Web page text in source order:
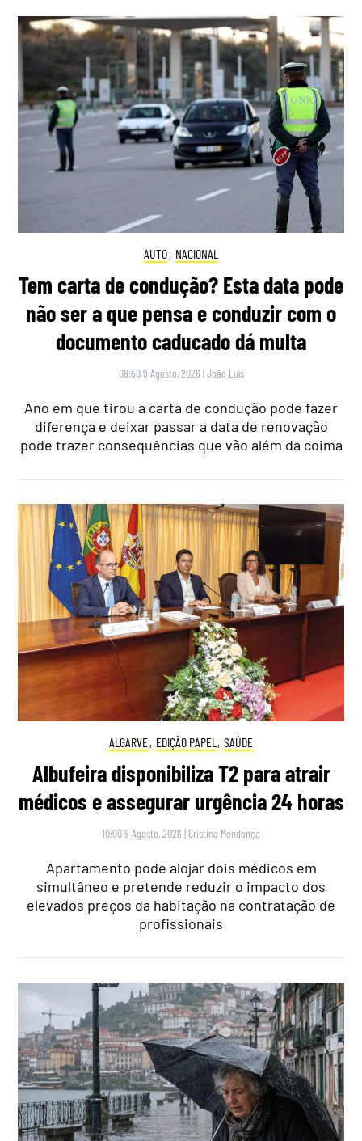
AUTO, NACIONAL
Tem carta de condução? Esta data pode
não ser a que pensa e conduzir com o
documento caducado dá multa
08:50 9 Agosto, 2026 |João Luís
Ano em que tirou a carta de condução pode fazer
diferença e deixar passar a data de renovação
pode trazer consequências que vão além da coima
ALGARVE, EDIÇÃO PAPEL , SAÚDE
Albufeira disponibiliza T2 para atrair
médicos e assegurar urgência 24 horas
10:00 9 Agosto, 2026 | Cristina Mendonça
Apartamento pode alojar dois médicos em
simultâneo e pretende reduzir o impacto dos
elevados preços da habitação na contratação de
profissionais